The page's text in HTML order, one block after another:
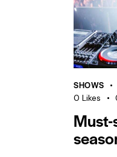
SHOWS
0 Likes